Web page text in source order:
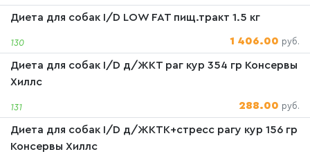
130
Диета для собак I/D LOW FAT пищ.тракт 1.5 кг
1 406.00 руб.
131
Диета для собак I/D д/ЖКТ раг кур 354 гр Консервы
Хиллс
288.00 руб.
Диета для собак I/D д/ЖКТК+стресс рагу кур 156 гр
Консервы Хиллс